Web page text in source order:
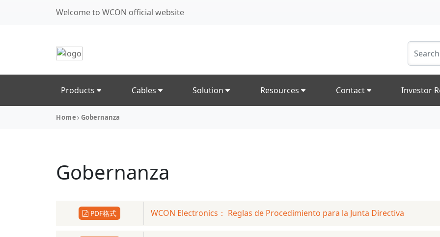
Welcome to WCON official website
Products Cables Solution Resources Contact Investor
Home Gobernanza
Gobernanza
PDF格式 WCON Electronics： Reglas de Procedimiento para la Junta Directiva